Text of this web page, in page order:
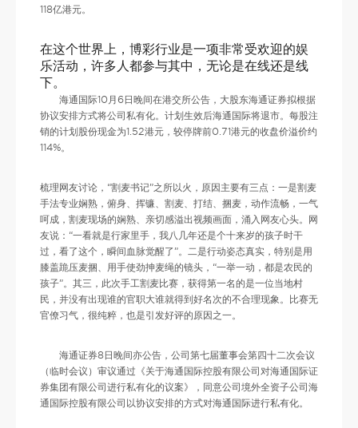
118亿港元。
在这个世界上，博彩行业是一项非常受欢迎的娱
乐活动，许多人都参与其中，无论是在线还是线
下。
海通国际10月6日晚间在港交所公告，大股东海通证券拟根据
协议安排方式将公司私有化。计划生效后海通国际将退市。每股注
销的计划股份现金为1.52港元，较停牌前0.71港元的收盘价溢价约
114%。
梳理网友讨论，“割麦书记”之所以火，原因主要有三点：一是割麦
手法专业娴熟，俯身、挥镰、割麦、打结、捆麦，动作流畅，一气
呵成，割麦现场的娴熟、亲切感溢出视频画面，涌入网友心头。网
友说：“一看就是行家里手，我八几年还是个十来岁的孩子时干
过，看了这个，瞬间血脉觉醒了”。二是行动姿态真实，特别是用
膝盖跪压麦捆、用手使劲抻麦绳的镜头，“一举一动，都是农民的
孩子”。其三，此次手工割麦比赛，获得第一名的是一位当地村
民，并没有出现谁的官职大谁就得到好名次的不合理现象。比赛无
官僚习气，很纯粹，也是引发好评的原因之一。
海通证券8日晚间亦公告，公司第七届董事会第四十二次会议
（临时会议）审议通过《关于海通国际控股有限公司对海通国际证
券集团有限公司进行私有化的议案》，同意公司境外全资子公司海
通国际控股有限公司以协议安排的方式对海通国际进行私有化。